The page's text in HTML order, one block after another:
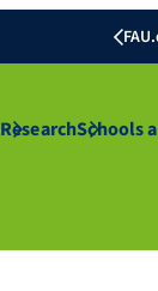
ResearchSchools